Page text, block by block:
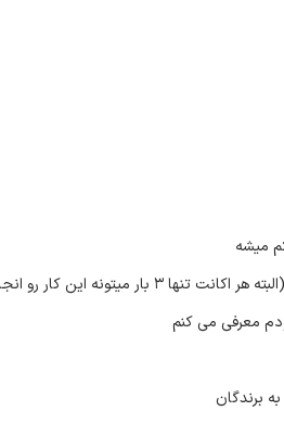
این کار رو انجام بده)
معرفی می کنم
برندگان